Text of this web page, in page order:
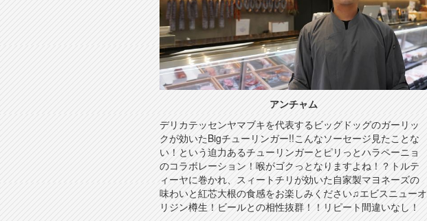
アンチャム
デリカテッセンヤマブキを代表するビッグドッグのガーリッ
クが効いたBigチューリンガー!!こんなソーセージ見たことな
い！という迫力あるチューリンガーとピリっとハラペーニョ
のコラボレーション！喉がゴクっとなりますよね！？トルテ
ィーヤに巻かれ、スィートチリが効いた自家製マヨネーズの
味わいと紅芯大根の食感をお楽しみください♫エビスニューオ
リジン樽生！ビールとの相性抜群！！リピート間違いなし！